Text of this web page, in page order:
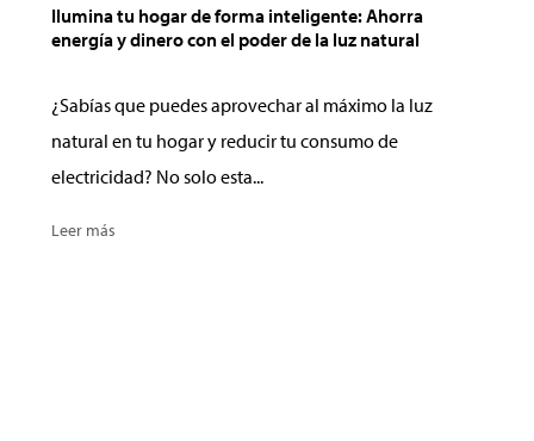
Ilumina tu hogar de forma inteligente: Ahorra
energía y dinero con el poder de la luz natural
¿Sabías que puedes aprovechar al máximo la luz
natural en tu hogar y reducir tu consumo de
electricidad? No solo esta...
Leer más